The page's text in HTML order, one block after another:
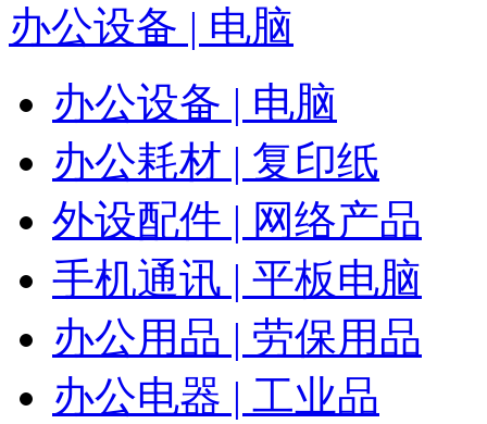
办公设备 | 电脑
办公设备 | 电脑
办公耗材 | 复印纸
外设配件 | 网络产品
手机通讯 | 平板电脑
办公用品 | 劳保用品
办公电器 | 工业品